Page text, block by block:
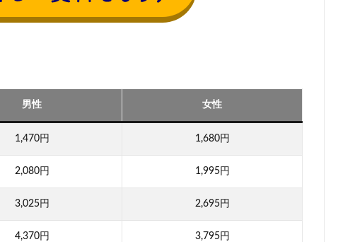
男性 女性
1,470円 1,680円
2,080円 1,995円
3,025円 2,695円
4,370円 3,795円